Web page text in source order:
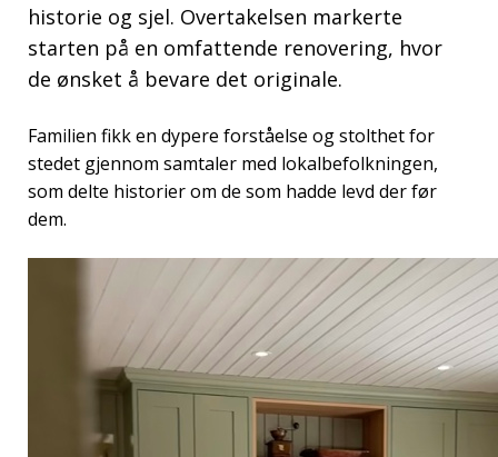
historie og sjel. Overtakelsen markerte
starten på en omfattende renovering, hvor
de ønsket å bevare det originale.
Familien fikk en dypere forståelse og stolthet for
stedet gjennom samtaler med lokalbefolkningen,
som delte historier om de som hadde levd der før
dem.